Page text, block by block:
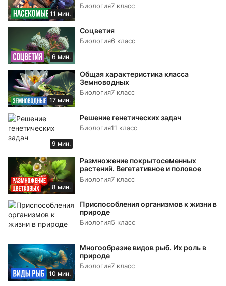
11 мин.
Биология7 класс
6 мин.
Соцветия
Биология6 класс
17 мин.
Общая характеристика класса
Земноводных
Биология7 класс
9 мин.
Решение генетических задач
Биология11 класс
8 мин.
Размножение покрытосеменных
растений. Вегетативное и половое
Биология7 класс
Приспособления организмов к жизни в
природе
Биология5 класс
10 мин.
Многообразие видов рыб. Их роль в
природе
Биология7 класс